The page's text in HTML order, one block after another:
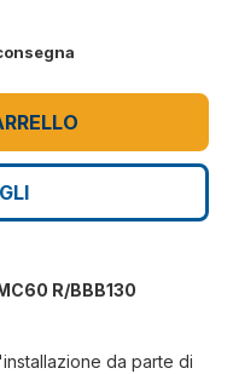
R/BBB130
da parte di